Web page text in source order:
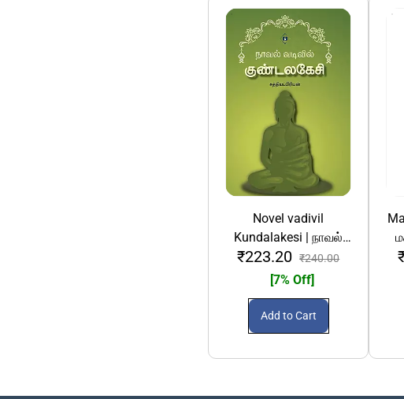
Novel vadivil
Kundalakesi | நாவல்
வடிவில் குண்டலகேசி
₹223.20 ₹240.00
[7% Off]
Add to Cart